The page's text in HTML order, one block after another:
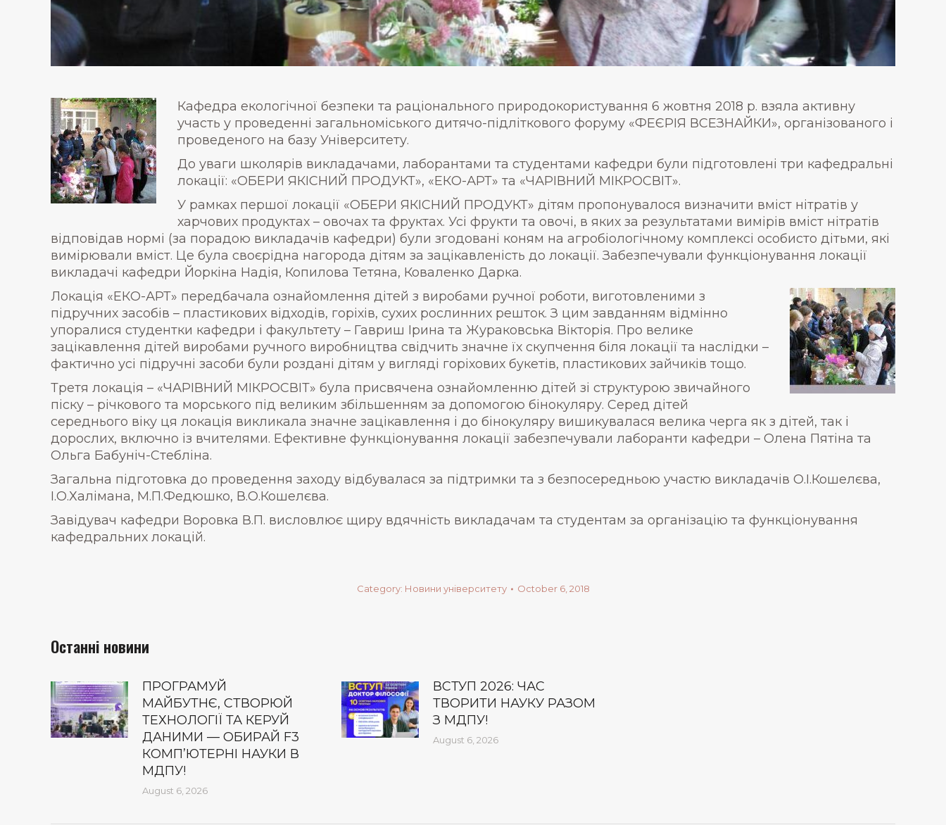
Кафедра екологічної безпеки та раціонального природокористування 6 жовтня 2018 р. взяла активну
участь у проведенні загальноміського дитячо-підліткового форуму «ФЕЄРІЯ ВСЕЗНАЙКИ», організованого і
проведеного на базу Університету.
До уваги школярів викладачами, лаборантами та студентами кафедри були підготовлені три кафедральні
локації: «ОБЕРИ ЯКІСНИЙ ПРОДУКТ», «ЕКО-АРТ» та «ЧАРІВНИЙ МІКРОСВІТ».
У рамках першої локації «ОБЕРИ ЯКІСНИЙ ПРОДУКТ» дітям пропонувалося визначити вміст нітратів у
харчових продуктах – овочах та фруктах. Усі фрукти та овочі, в яких за результатами вимірів вміст нітратів
відповідав нормі (за порадою викладачів кафедри) були згодовані коням на агробіологічному комплексі особисто дітьми, які
вимірювали вміст. Це була своєрідна нагорода дітям за зацікавленість до локації. Забезпечували функціонування локації
викладачі кафедри Йоркіна Надія, Копилова Тетяна, Коваленко Дарка.
Локація «ЕКО-АРТ» передбачала ознайомлення дітей з виробами ручної роботи, виготовленими з
підручних засобів – пластикових відходів, горіхів, сухих рослинних решток. З цим завданням відмінно
упоралися студентки кафедри і факультету – Гавриш Ірина та Жураковська Вікторія. Про велике
зацікавлення дітей виробами ручного виробництва свідчить значне їх скупчення біля локації та наслідки –
фактично усі підручні засоби були роздані дітям у вигляді горіхових букетів, пластикових зайчиків тощо.
Третя локація – «ЧАРІВНИЙ МІКРОСВІТ» була присвячена ознайомленню дітей зі структурою звичайного
піску – річкового та морського під великим збільшенням за допомогою бінокуляру. Серед дітей
середнього віку ця локація викликала значне зацікавлення і до бінокуляру вишикувалася велика черга як з дітей, так і
дорослих, включно із вчителями. Ефективне функціонування локації забезпечували лаборанти кафедри – Олена Пятіна та
Ольга Бабуніч-Стебліна.
Загальна підготовка до проведення заходу відбувалася за підтримки та з безпосередньою участю викладачів О.І.Кошелєва,
І.О.Халімана, М.П.Федюшко, В.О.Кошелєва.
Завідувач кафедри Воровка В.П. висловлює щиру вдячність викладачам та студентам за організацію та функціонування
кафедральних локацій.
Category: Новини університету October 6, 2018
Останні новини
ПРОГРАМУЙ
МАЙБУТНЄ, СТВОРЮЙ
ТЕХНОЛОГІЇ ТА КЕРУЙ
ДАНИМИ — ОБИРАЙ F3
КОМП’ЮТЕРНІ НАУКИ В
МДПУ!
August 6, 2026
ВСТУП 2026: ЧАС
ТВОРИТИ НАУКУ РАЗОМ
З МДПУ!
August 6, 2026